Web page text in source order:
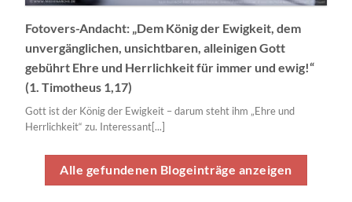
Fotovers-Andacht: „Dem König der Ewigkeit, dem
unvergänglichen, unsichtbaren, alleinigen Gott
gebührt Ehre und Herrlichkeit für immer und ewig!“
(1. Timotheus 1,17)
Gott ist der König der Ewigkeit – darum steht ihm „Ehre und
Herrlichkeit“ zu. Interessant[...]
Alle gefundenen Blogeinträge anzeigen